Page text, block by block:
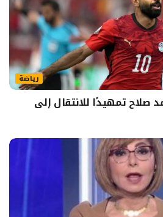
رياضة
تمهيدًا للانتقال إلى